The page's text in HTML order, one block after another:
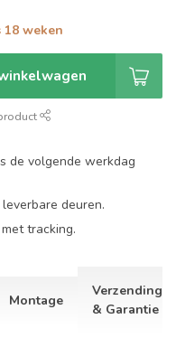
weken
de volgende werkdag
leverbare deuren.
tracking.
Montage
Verzending
& Garantie